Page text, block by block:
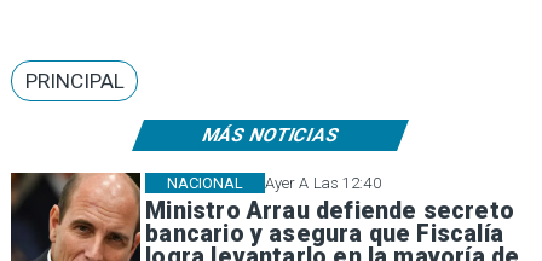
MÁS NOTICIAS
Ayer A Las 12:40
Ministro Arrau defiende secreto
bancario y asegura que Fiscalía
NACIONAL
PRINCIPAL